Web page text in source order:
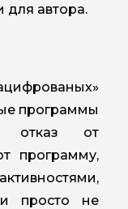
автора.
программы
отказ от
программу,
и просто не